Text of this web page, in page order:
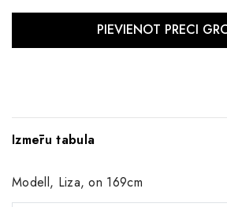
Izmēru tabula
Modell, Liza, on 169cm